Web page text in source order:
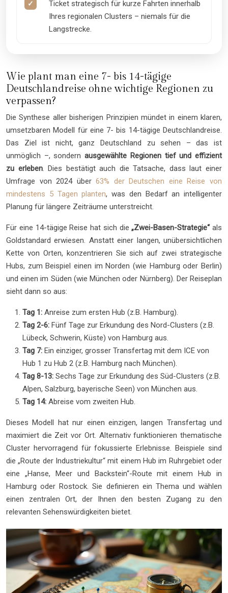
Ticket strategisch für kurze Fahrten innerhalb
Ihres regionalen Clusters – niemals für die
Langstrecke.
Wie plant man eine 7- bis 14-tägige
Deutschlandreise ohne wichtige Regionen zu
verpassen?
Die Synthese aller bisherigen Prinzipien mündet in einem klaren,
umsetzbaren Modell für eine 7- bis 14-tägige Deutschlandreise.
Das Ziel ist nicht, ganz Deutschland zu sehen – das ist
unmöglich –, sondernausgewählte Regionen tief und effizient
zu erleben. Dies bestätigt auch die Tatsache, dass laut einer
Umfrage von 2024 über63% der Deutschen eine Reise von
mindestens 5 Tagen planten, was den Bedarf an intelligenter
Planung für längere Zeiträume unterstreicht.
Für eine 14-tägige Reise hat sich die„Zwei-Basen-Strategie“als
Goldstandard erwiesen. Anstatt einer langen, unübersichtlichen
Kette von Orten, konzentrieren Sie sich auf zwei strategische
Hubs, zum Beispiel einen im Norden (wie Hamburg oder Berlin)
und einen im Süden (wie München oder Nürnberg). Der Reiseplan
sieht dann so aus:
Tag 1: Anreise zum ersten Hub (z.B. Hamburg).
Tag 2-6: Fünf Tage zur Erkundung des Nord-Clusters (z.B.
Lübeck, Schwerin, Küste) von Hamburg aus.
Tag 7: Ein einziger, grosser Transfertag mit dem ICE von
Hub 1 zu Hub 2 (z.B. Hamburg nach München).
Tag 8-13: Sechs Tage zur Erkundung des Süd-Clusters (z.B.
Alpen, Salzburg, bayerische Seen) von München aus.
Tag 14: Abreise vom zweiten Hub.
Dieses Modell hat nur einen einzigen, langen Transfertag und
maximiert die Zeit vor Ort. Alternativ funktionieren thematische
Cluster hervorragend für fokussierte Erlebnisse. Beispiele sind
die „Route der Industriekultur“ mit einem Hub im Ruhrgebiet oder
eine „Hanse, Meer und Backstein“-Route mit einem Hub in
Hamburg oder Rostock. Sie definieren ein Thema und wählen
einen zentralen Ort, der Ihnen den besten Zugang zu den
relevanten Sehenswürdigkeiten bietet.